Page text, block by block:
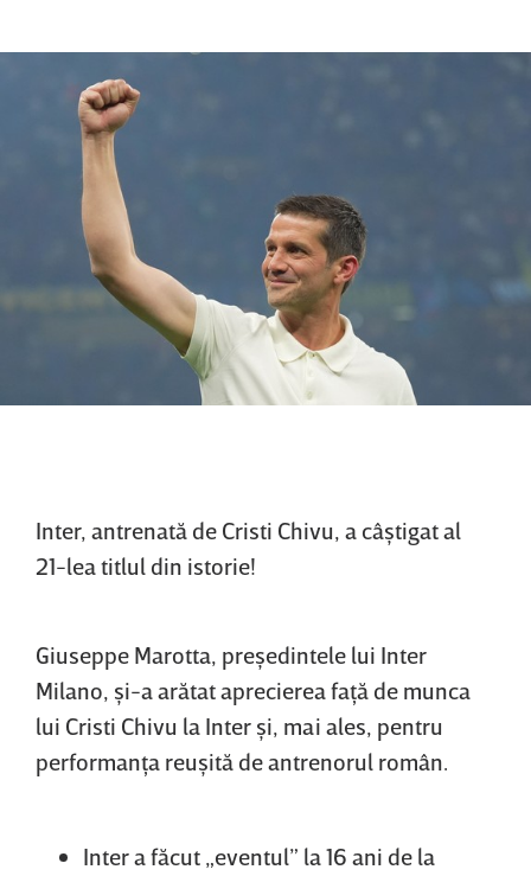
Inter, antrenată de Cristi Chivu, a câştigat al
21-lea titlul din istorie!
Giuseppe Marotta, preşedintele lui Inter
Milano, şi-a arătat aprecierea faţă de munca
lui Cristi Chivu la Inter şi, mai ales, pentru
performanţa reuşită de antrenorul român.
Inter a făcut „eventul” la 16 ani de la